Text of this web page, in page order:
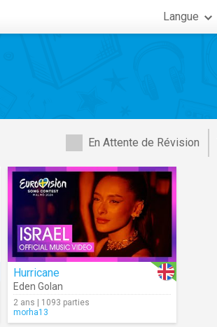
Langue
En Attente de Révision
Hurricane
Eden Golan
2 ans | 1093 parties
morha13